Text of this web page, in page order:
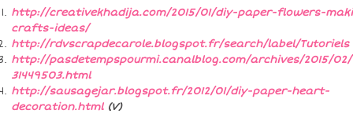
http://creativekhadija.com/2015/01/diy-paper-flowers-
crafts-ideas/
http://rdvscrapdecarole.blogspot.fr/search/label/Tutoriels
http://pasdetempspourmi.canalblog.com/archives/2015/
31449503.html
http://sausagejar.blogspot.fr/2012/01/diy-paper-heart-
decoration.html(V)